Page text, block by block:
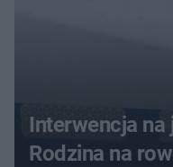
Interwencja
Rodzina na